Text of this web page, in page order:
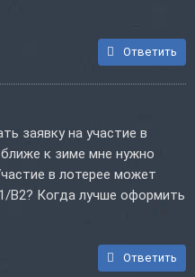
Ответить
заявку на участие в
к зиме мне нужно
в лотерее может
B2? Когда лучше оформить
Ответить